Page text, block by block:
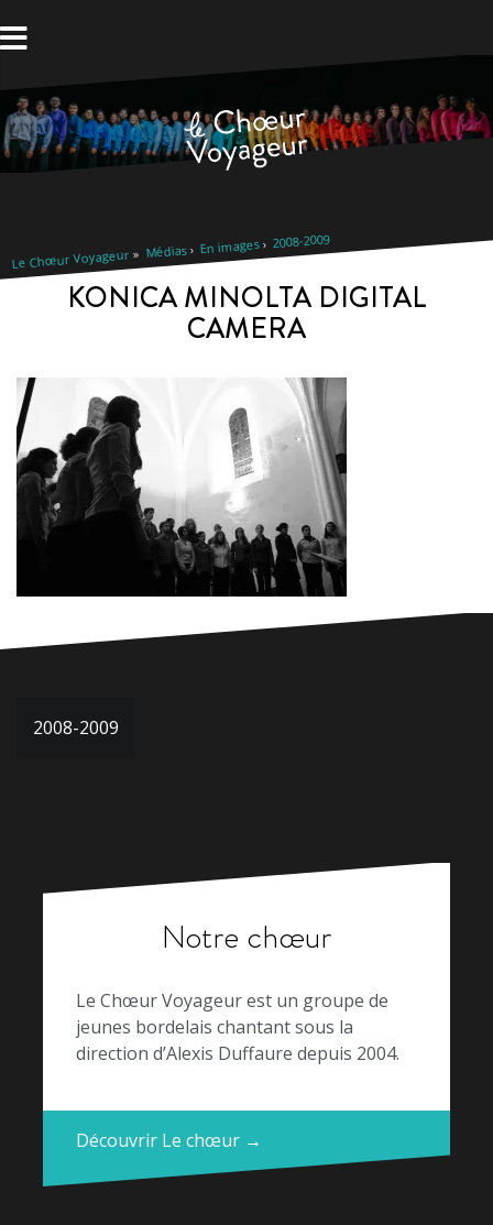
au
Le Chœur Voyageur Médias En images 2008-2009
KONICA MINOLTA DIGITAL
CAMERA
Navigation
2008-2009
Notre chœur
Le Chœur Voyageur est un groupe de
jeunes bordelais chantant sous la
direction d’Alexis Duffaure depuis 2004.
Découvrir Le chœur →